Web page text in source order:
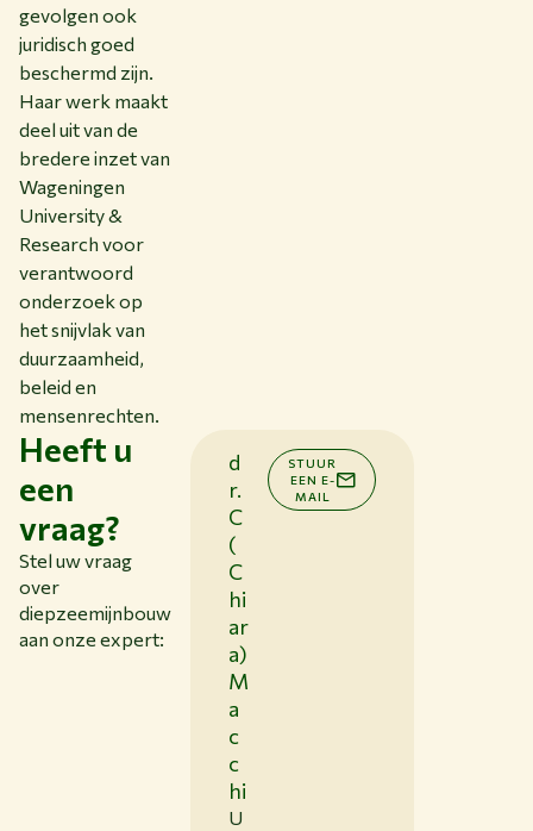
gevolgen ook
juridisch goed
beschermd zijn.
Haar werk maakt
deel uit van de
bredere inzet van
Wageningen
University &
Research voor
verantwoord
onderzoek op
het snijvlak van
duurzaamheid,
beleid en
mensenrechten.
Heeft u
een
vraag?
Stel uw vraag
over
diepzeemijnbouw
aan onze expert:
d
r.
C
(
C
hi
ar
a)
M
a
c
c
hi
U
STUUR
EEN E-
MAIL